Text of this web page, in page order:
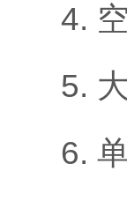
4.
5.
6.